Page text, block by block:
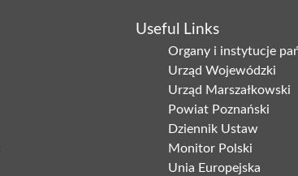
Useful Links
Organy i instytucje
Urząd Wojewódzki
Urząd Marszałkowski
Powiat Poznański
Dziennik Ustaw
Monitor Polski
Unia Europejska